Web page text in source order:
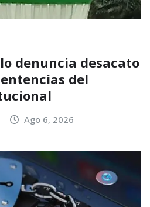
denuncia desacato
del
Ago 6, 2026